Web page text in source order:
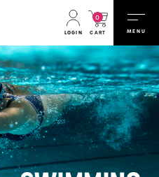
LOGIN CART
0
MENU